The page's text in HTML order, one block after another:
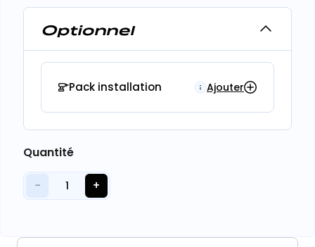
Optionnel
Pack installation Ajouter
Quantité
− 1 +